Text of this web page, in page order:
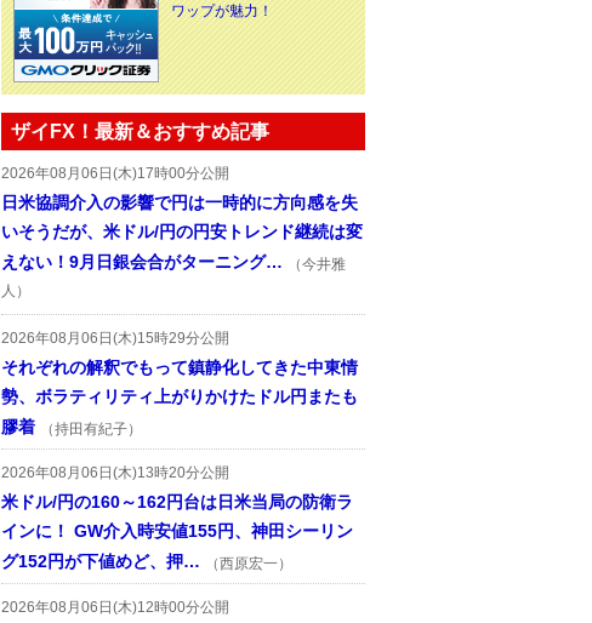
ワップが魅力！
ザイFX！最新＆おすすめ記事
2026年08月06日(木)17時00分公開
日米協調介入の影響で円は一時的に方向感を失
いそうだが、米ドル/円の円安トレンド継続は変
えない！9月日銀会合がターニング…
（今井雅
人）
2026年08月06日(木)15時29分公開
それぞれの解釈でもって鎮静化してきた中東情
勢、ボラティリティ上がりかけたドル円またも
膠着
（持田有紀子）
2026年08月06日(木)13時20分公開
米ドル/円の160～162円台は日米当局の防衛ラ
インに！ GW介入時安値155円、神田シーリン
グ152円が下値めど、押…
（西原宏一）
2026年08月06日(木)12時00分公開